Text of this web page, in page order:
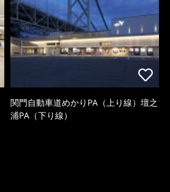
関門自動車道めかりPA（上り線）壇之
浦PA（下り線）